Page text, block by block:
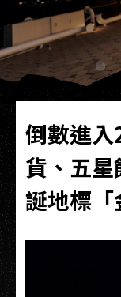
倒數進
貨、五
誕地標「